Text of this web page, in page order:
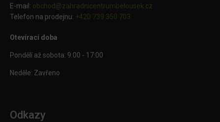
E-mail: obchod@zahradnicentrumbelousek.cz
Telefon na prodejnu: +420 739 350 703
Otevírací doba
Pondělí až sobota: 9:00 - 17:00
Neděle: Zavřeno
Odkazy